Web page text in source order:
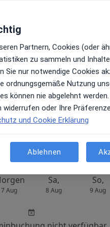
7 Aug
Sa,
8 Aug
So,
9 Aug
nicht verfügbar
senden
7 Aug
Sa,
8 Aug
So,
9 Aug
Partnern, Cookies (oder
zu sammeln und
Sie nur notwendige Cookies
ordnungsgemäße Nutzung
können nie abgelehnt werden.
widerrufen oder Ihre
und Cookie Erklärung
Ablehnen